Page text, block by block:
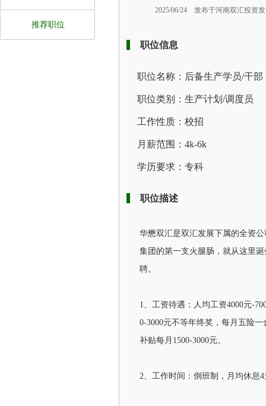
推荐职位
2025/06/24 发布于河南双汇投资
职位信息
职位名称：后备生产学员/干部
职位类别：生产计划/调度员
工作性质：校招
月薪范围：4k-6k
学历要求：专科
职位描述
华懋双汇是双汇发展下属的全资
集团的第一支火腿肠，就从这里
聘。
1、工资待遇：人均工资4000元-
0-3000元不等年终奖，每月五险
补贴每月1500-3000元。
2、工作时间：倒班制，月均休息